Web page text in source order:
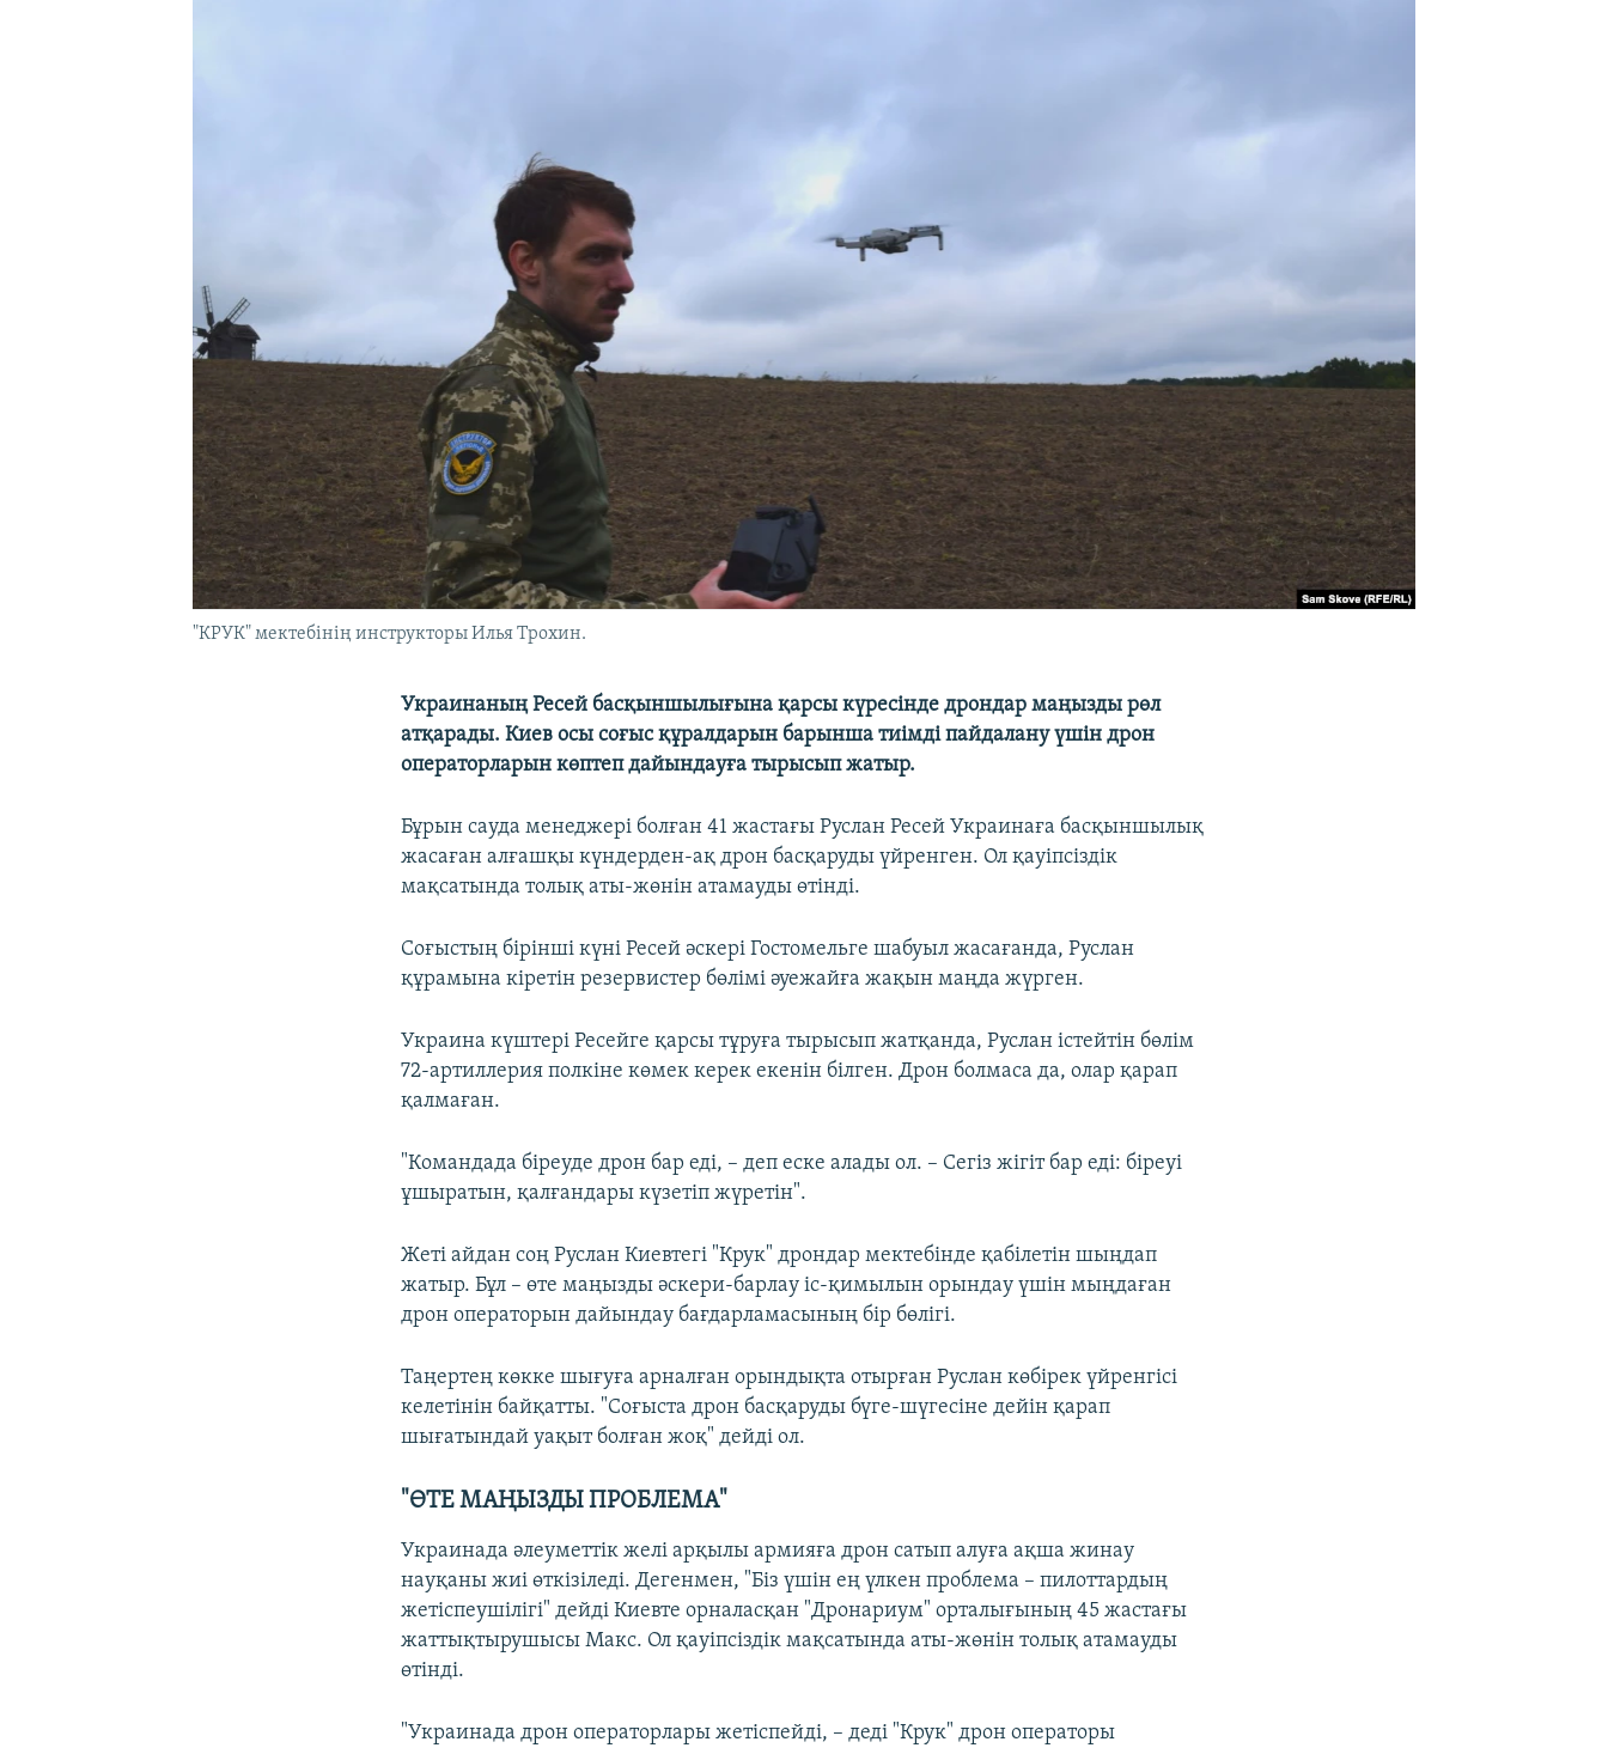
"КРУК" мектебінің инструкторы Илья Трохин.
Украинаның Ресей басқыншылығына қарсы күресінде дрондар маңызды рөл
атқарады. Киев осы соғыс құралдарын барынша тиімді пайдалану үшін дрон
операторларын көптеп дайындауға тырысып жатыр.
Бұрын сауда менеджері болған 41 жастағы Руслан Ресей Украинаға басқыншылық
жасаған алғашқы күндерден-ақ дрон басқаруды үйренген. Ол қауіпсіздік
мақсатында толық аты-жөнін атамауды өтінді.
Соғыстың бірінші күні Ресей әскері Гостомельге шабуыл жасағанда, Руслан
құрамына кіретін резервистер бөлімі әуежайға жақын маңда жүрген.
Украина күштері Ресейге қарсы тұруға тырысып жатқанда, Руслан істейтін бөлім
72-артиллерия полкіне көмек керек екенін білген. Дрон болмаса да, олар қарап
қалмаған.
"Командада біреуде дрон бар еді, – деп еске алады ол. – Сегіз жігіт бар еді: біреуі
ұшыратын, қалғандары күзетіп жүретін".
Жеті айдан соң Руслан Киевтегі "Крук" дрондар мектебінде қабілетін шыңдап
жатыр. Бұл – өте маңызды әскери-барлау іс-қимылын орындау үшін мыңдаған
дрон операторын дайындау бағдарламасының бір бөлігі.
Таңертең көкке шығуға арналған орындықта отырған Руслан көбірек үйренгісі
келетінін байқатты. "Соғыста дрон басқаруды бүге-шүгесіне дейін қарап
шығатындай уақыт болған жоқ" дейді ол.
"ӨТЕ МАҢЫЗДЫ ПРОБЛЕМА"
Украинада әлеуметтік желі арқылы армияға дрон сатып алуға ақша жинау
науқаны жиі өткізіледі. Дегенмен, "Біз үшін ең үлкен проблема – пилоттардың
жетіспеушілігі" дейді Киевте орналасқан "Дронариум" орталығының 45 жастағы
жаттықтырушысы Макс. Ол қауіпсіздік мақсатында аты-жөнін толық атамауды
өтінді.
"Украинада дрон операторлары жетіспейді, – деді "Крук" дрон операторы